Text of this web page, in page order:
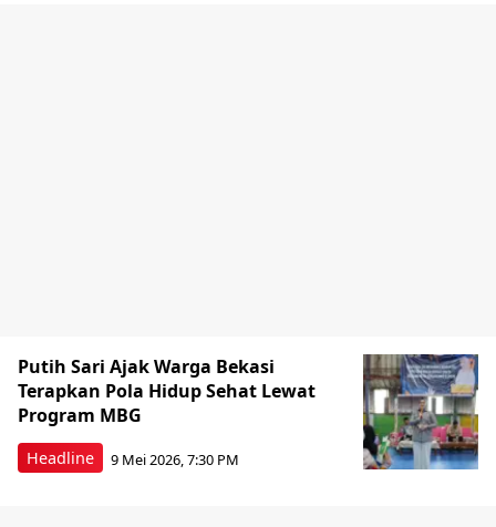
Headline
Putih Sari Ajak Warga Bekasi
Terapkan Pola Hidup Sehat Lewat
Program MBG
9 Mei 2026, 7:30 PM